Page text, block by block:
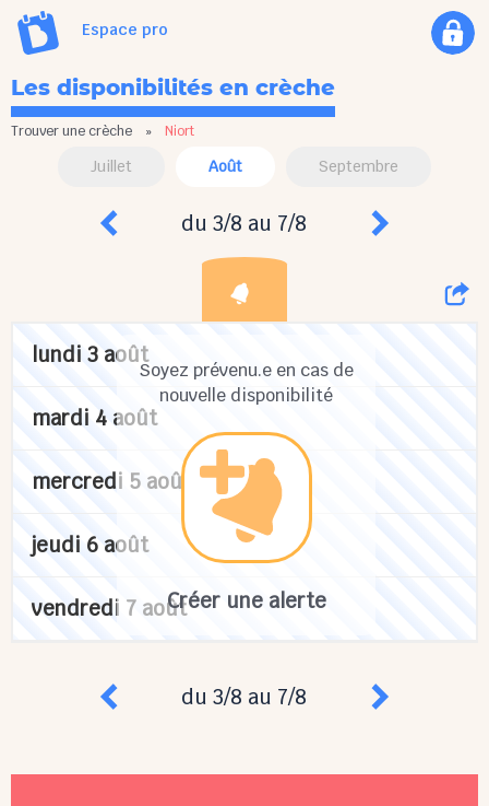
Espace pro
Les disponibilités en crèche
Trouver une crèche » Niort
Juillet Août Septembre
du 3/8 au 7/8
Soyez prévenu.e en cas de
nouvelle disponibilité
Créer une alerte
lundi 3 août
mardi 4 août
mercredi 5 août
jeudi 6 août
vendredi 7 août
du 3/8 au 7/8